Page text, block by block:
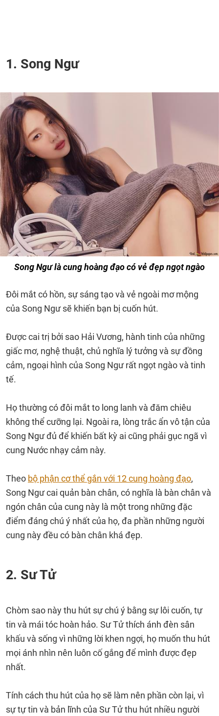
1. Song Ngư
Song Ngư là cung hoàng đạo có vẻ đẹp ngọt ngào
Đôi mắt có hồn, sự sáng tạo và vẻ ngoài mơ mộng
của Song Ngư sẽ khiến bạn bị cuốn hút.
Được cai trị bởi sao Hải Vương, hành tinh của những
giấc mơ, nghệ thuật, chủ nghĩa lý tưởng và sự đồng
cảm, ngoại hình của Song Ngư rất ngọt ngào và tinh
tế.
Họ thường có đôi mắt to long lanh và đăm chiêu
không thể cưỡng lại. Ngoài ra, lòng trắc ẩn vô tận của
Song Ngư đủ để khiến bất kỳ ai cũng phải gục ngã vì
cung Nước nhạy cảm này.
Theo bộ phận cơ thể gắn với 12 cung hoàng đạo,
Song Ngư cai quản bàn chân, có nghĩa là bàn chân và
ngón chân của cung này là một trong những đặc
điểm đáng chú ý nhất của họ, đa phần những người
cung này đều có bàn chân khá đẹp.
2. Sư Tử
Chòm sao này thu hút sự chú ý bằng sự lôi cuốn, tự
tin và mái tóc hoàn hảo. Sư Tử thích ánh đèn sân
khấu và sống vì những lời khen ngợi, họ muốn thu hút
mọi ánh nhìn nên luôn cố gắng để mình được đẹp
nhất.
Tính cách thu hút của họ sẽ làm nên phần còn lại, vì
sự tự tin và bản lĩnh của Sư Tử thu hút nhiều người